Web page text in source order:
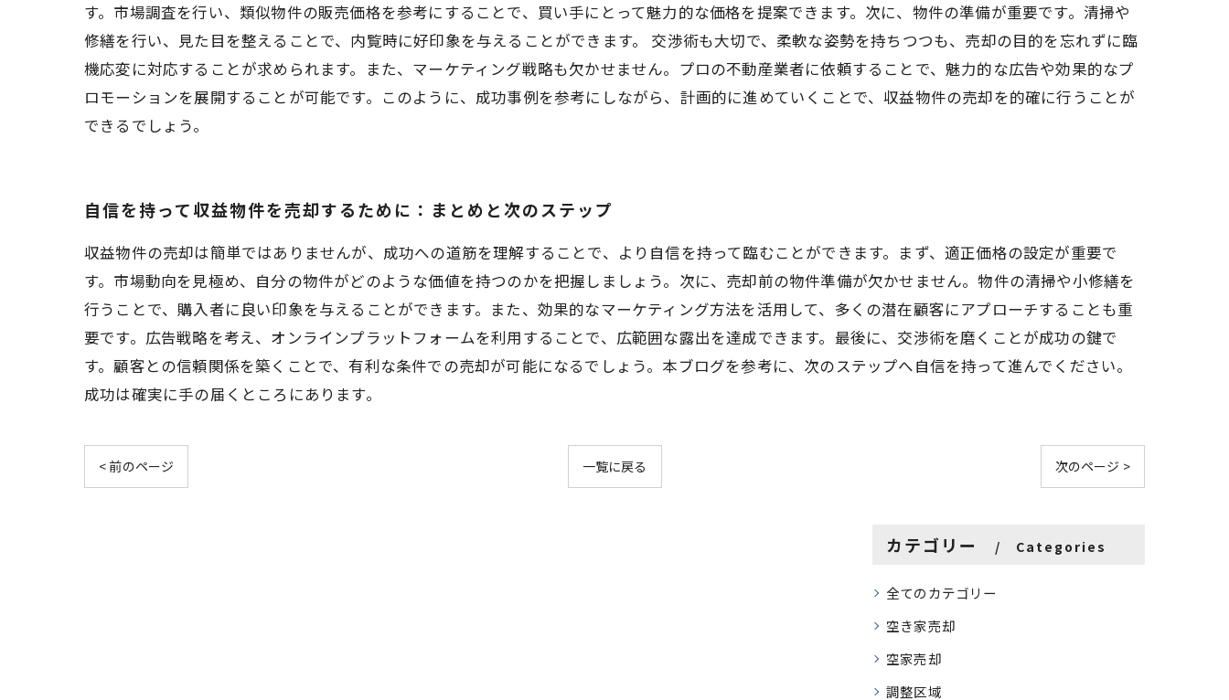
す。市場調査を行い、類似物件の販売価格を参考にすることで、買い手にとって魅力的な価格を提案できます。次に、物件の準備が重要です。清掃や
修繕を行い、見た目を整えることで、内覧時に好印象を与えることができます。 交渉術も大切で、柔軟な姿勢を持ちつつも、売却の目的を忘れずに臨
機応変に対応することが求められます。また、マーケティング戦略も欠かせません。プロの不動産業者に依頼することで、魅力的な広告や効果的なプ
ロモーションを展開することが可能です。このように、成功事例を参考にしながら、計画的に進めていくことで、収益物件の売却を的確に行うことが
できるでしょう。
自信を持って収益物件を売却するために：まとめと次のステップ
収益物件の売却は簡単ではありませんが、成功への道筋を理解することで、より自信を持って臨むことができます。まず、適正価格の設定が重要で
す。市場動向を見極め、自分の物件がどのような価値を持つのかを把握しましょう。次に、売却前の物件準備が欠かせません。物件の清掃や小修繕を
行うことで、購入者に良い印象を与えることができます。また、効果的なマーケティング方法を活用して、多くの潜在顧客にアプローチすることも重
要です。広告戦略を考え、オンラインプラットフォームを利用することで、広範囲な露出を達成できます。最後に、交渉術を磨くことが成功の鍵で
す。顧客との信頼関係を築くことで、有利な条件での売却が可能になるでしょう。本ブログを参考に、次のステップへ自信を持って進んでください。
成功は確実に手の届くところにあります。
< 前のページ 一覧に戻る 次のページ >
カテゴリー Categories
全てのカテゴリー
空き家売却
空家売却
調整区域